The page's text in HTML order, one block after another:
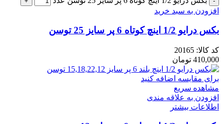
افزودن به سبد خرید
بکس درایو 1/2 اینچ کوتاه 6 پر سایز 25 توسن
کد کالا: 20165
410,000 تومان
برای مقایسه اضافه کنید
مشاهده سریع
افزودن به علاقه مندی
اطلاعات بیشتر